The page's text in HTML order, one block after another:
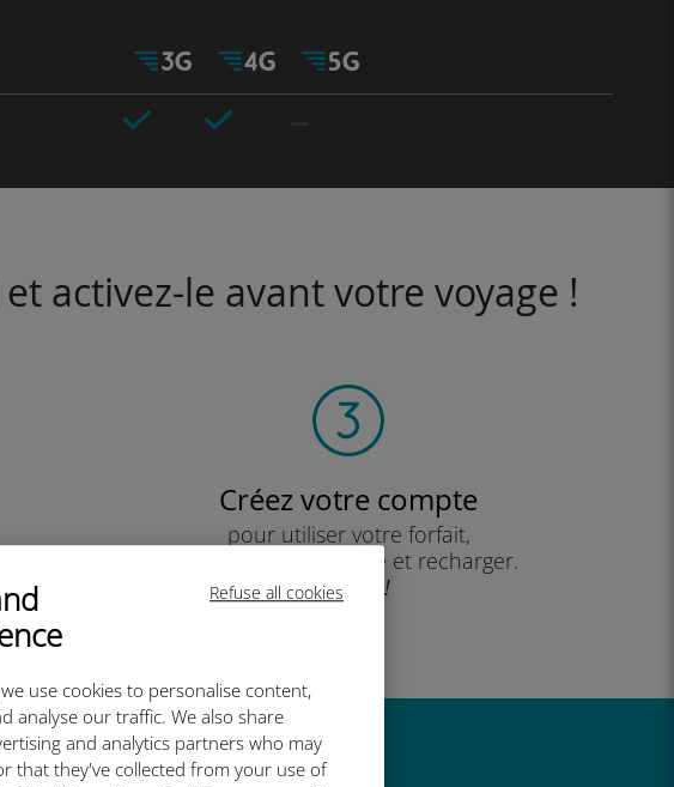
Refuse all cookies
use cookies to personalise content,
analyse our traffic. We also share
and analytics partners who may
that they've collected from your use of
activez-le avant votre voyage !
Créez votre compte
pour utiliser votre forfait,
consulter votre solde et recharger.
Profitez !